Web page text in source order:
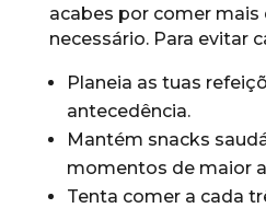
acabes por comer mais
necessário. Para evitar
Planeia as tuas
antecedência.
Mantém snacks
momentos de maior
Tenta comer a cada